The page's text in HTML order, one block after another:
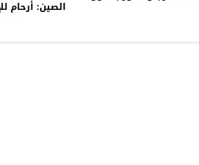
الصين: أرحام